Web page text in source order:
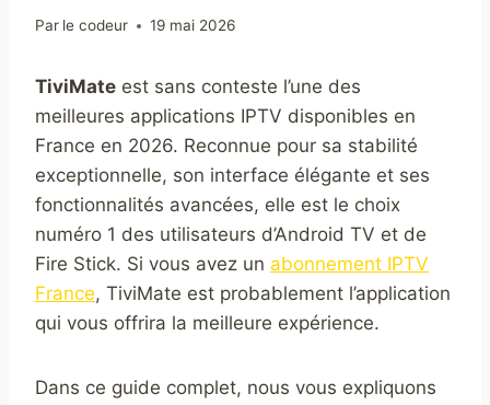
Par le codeur 19 mai 2026
TiviMate est sans conteste l’une des
meilleures applications IPTV disponibles en
France en 2026. Reconnue pour sa stabilité
exceptionnelle, son interface élégante et ses
fonctionnalités avancées, elle est le choix
numéro 1 des utilisateurs d’Android TV et de
Fire Stick. Si vous avez un abonnement IPTV
France, TiviMate est probablement l’application
qui vous offrira la meilleure expérience.
Dans ce guide complet, nous vous expliquons